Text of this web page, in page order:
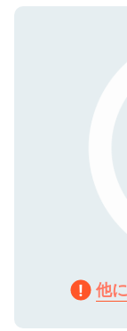
で、機
ので、
他